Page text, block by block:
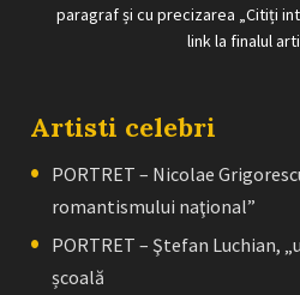
paragraf și cu precizarea „Citiți
link la finalul
Artisti celebri
PORTRET – Nicolae
romantismului naţional”
PORTRET – Ştefan Luchian,
școală